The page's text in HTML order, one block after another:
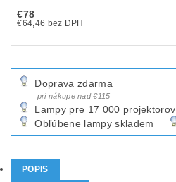
€78
€64,46 bez DPH
Doprava zdarma
pri nákupe nad €115
Lampy pre 17 000 projektorov
Obľúbene lampy skladem
POPIS